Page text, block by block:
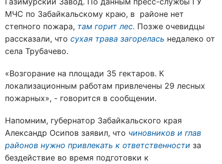
МЧС по Забайкальскому краю, в районе нет
степного пожара, там горит лес. Позже очевидцы
рассказали, что сухая трава загорелась недалеко от
села Трубачево.
«Возгорание на площади 35 гектаров. К
локализационным работам привлечены 29 лесных
пожарных», - говорится в сообщении.
Напомним, губернатор Забайкальского края
Александр Осипов заявил, что чиновников и глав
районов нужно привлекать к ответственности за
бездействие во время подготовки к